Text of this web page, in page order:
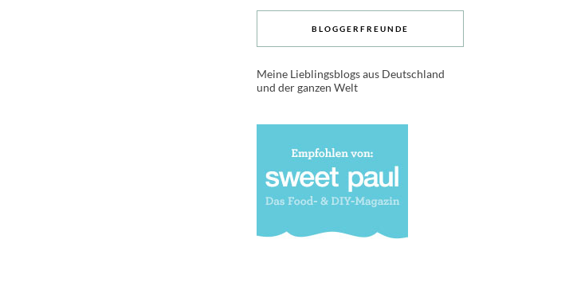
BLOGGERFREUNDE
Meine Lieblingsblogs aus Deutschland
und der ganzen Welt